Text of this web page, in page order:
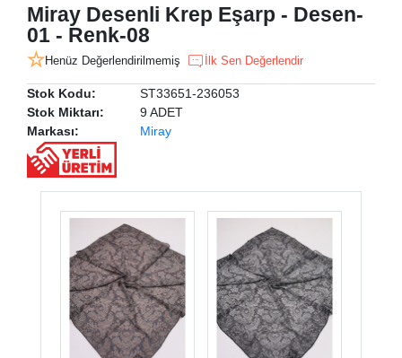
Miray Desenli Krep Eşarp - Desen-
01 - Renk-08
Henüz Değerlendirilmemiş İlk Sen Değerlendir
Stok Kodu:
ST33651-236053
Stok Miktarı:
9 ADET
Markası:
Miray